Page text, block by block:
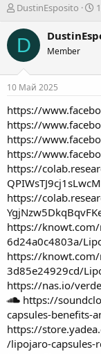
А
т
о
р
е
м
ы
DustinEsposito
Д
т
л
D Member
10 Май 2025
https://
https://
https://
https://
https://
https://
https://
6d24a0c4803a/
https://
3d85e24929cd/
https://nas.io/
https://
capsules-benefits-
https://
/lipojaro-capsules-